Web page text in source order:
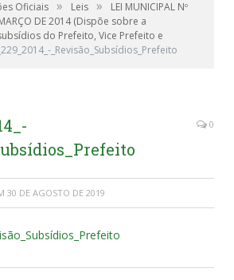
Oficiais » Leis »
LEI MUNICIPAL Nº
DE 2014 (Dispõe sobre a
do Prefeito, Vice Prefeito e
_Revisão_Subsídios_Prefeito
0
30 DE AGOSTO DE 2019